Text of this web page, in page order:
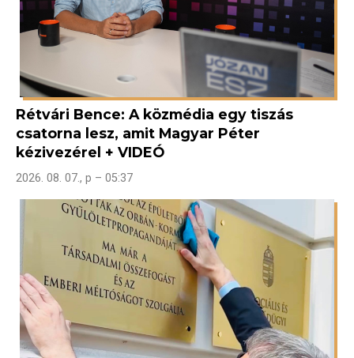
Rétvári Bence: A közmédia egy tiszás
csatorna lesz, amit Magyar Péter
kézivezérel + VIDEÓ
2026. 08. 07., p – 05:37